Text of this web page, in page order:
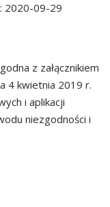
2020-09-29
z załącznikiem
4 kwietnia 2019 r.
i aplikacji
niezgodności i